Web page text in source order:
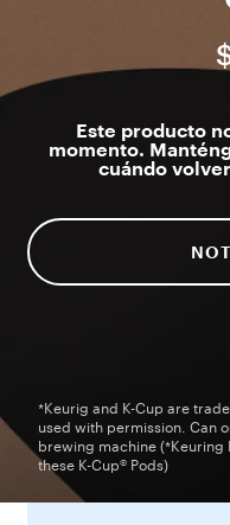
Este producto
momento.
cuándo
*Keurig and K-Cup are
used with permission. Can
brewing machine (*Keuring
these K-Cup® Pods)